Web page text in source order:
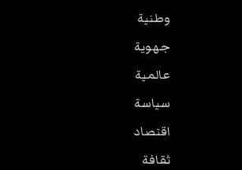
وطنية
جهوية
عالمية
سياسة
اقتصاد
ثقافة